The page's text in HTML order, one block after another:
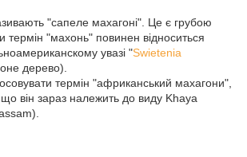
"сапеле махагоні". Це є грубою
термін "махонь" повинен відноситься
увазі "Swіetenіa
дерево).
термін "африканський махагони",
він зараз належить до виду Khaya